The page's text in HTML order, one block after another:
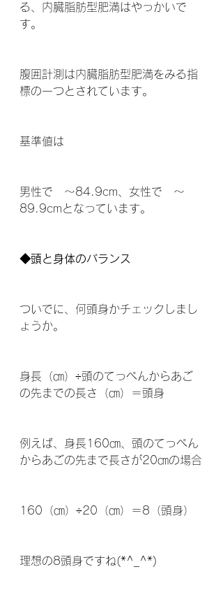
る、内臓脂肪型肥満はやっかいで
す。
腹囲計測は内臓脂肪型肥満をみる指
標の一つとされています。
基準値は
男性で　～84.9cm、女性で　～
89.9cmとなっています。
◆頭と身体のバランス
ついでに、何頭身かチェックしまし
ょうか。
身長（㎝）÷頭のてっぺんからあご
の先までの長さ（㎝）＝頭身
例えば、身長160㎝、頭のてっぺん
からあごの先まで長さが20㎝の場合
160（㎝）÷20（㎝）＝8（頭身）
理想の8頭身ですね(*^_^*)